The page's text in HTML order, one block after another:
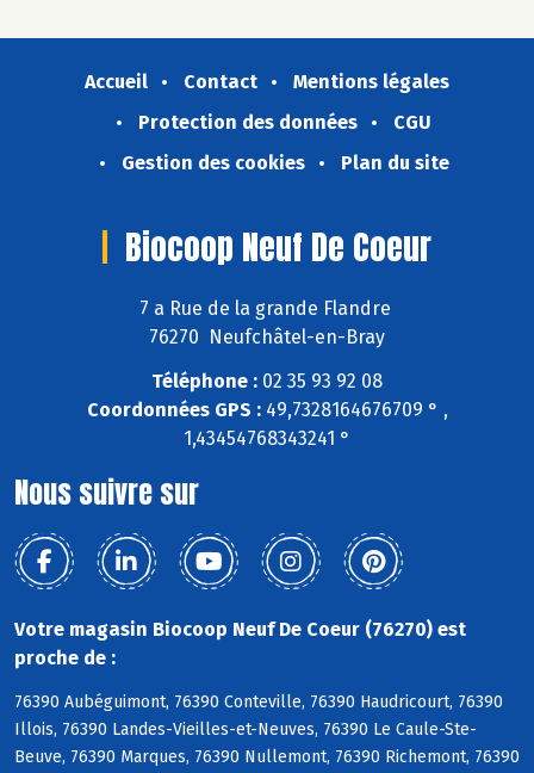
Accueil Contact
Mentions légales
Protection des données
CGU
Gestion des cookies
Plan du site
Biocoop Neuf De Coeur
7 a Rue de la grande Flandre
76270 Neufchâtel-en-Bray
Téléphone : 02 35 93 92 08
Coordonnées GPS :49,7328164676709 ° ,
1,43454768343241 °
Nous suivre sur
Votre magasin Biocoop Neuf De Coeur (76270) est
proche de :
76390 Aubéguimont, 76390 Conteville, 76390 Haudricourt, 76390
Illois, 76390 Landes-Vieilles-et-Neuves, 76390 Le Caule-Ste-
Beuve, 76390 Marques, 76390 Nullemont, 76390 Richemont, 76390